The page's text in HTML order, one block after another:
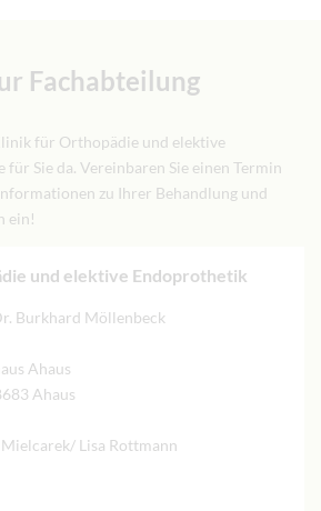
Fachabteilung
für Orthopädie und elektive
Sie da. Vereinbaren Sie einen Termin
zu Ihrer Behandlung und
ein!
und elektive Endoprothetik
Burkhard Möllenbeck
Ahaus
Ahaus
Lisa Rottmann